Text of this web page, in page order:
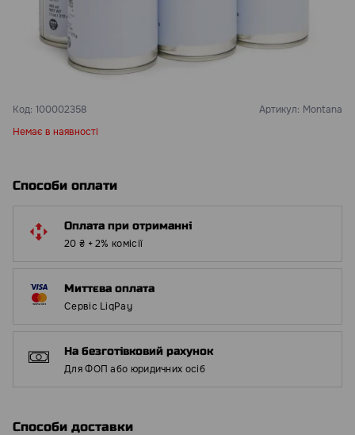
Код: 100002358 Артикул: Montana
Немає в наявності
Способи оплати
Оплата при отриманні
20 ₴ + 2% комісії
Миттєва оплата
Сервіс LiqPay
На безготівковий рахунок
Для ФОП або юридичних осіб
Способи доставки